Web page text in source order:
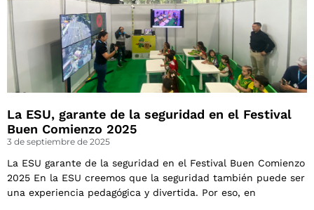
La ESU, garante de la seguridad en el Festival
Buen Comienzo 2025
3 de septiembre de 2025
La ESU garante de la seguridad en el Festival Buen Comienzo
2025 En la ESU creemos que la seguridad también puede ser
una experiencia pedagógica y divertida. Por eso, en